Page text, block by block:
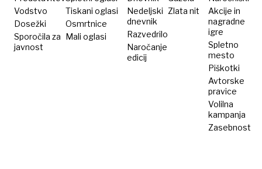
sloviti
kraljici
Vodstvo
Dosežki
Sporočila za
javnost
Tiskani oglasi
Osmrtnice
Mali oglasi
Nedeljski
dnevnik
Razvedrilo
Naročanje
edicij
Zlata nit
Akcije in
nagradne
igre
Spletno
mesto
Piškotki
Avtorske
pravice
Volilna
kampanja
Zasebnost